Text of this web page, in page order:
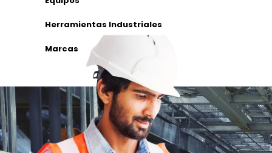
Herramientas Industriales
Marcas